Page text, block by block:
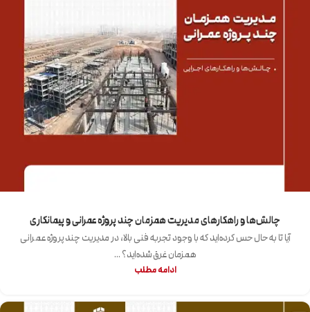
چالش‌ها و راهکارهای مدیریت همزمان چند پروژه عمرانی و پیمانکاری
آیا تا به حال حس کرده‌اید که با وجود تجربه فنی بالا، در مدیریت چند پروژه عمرانی
همزمان غرق شده‌اید؟ ...
ادامه مطلب